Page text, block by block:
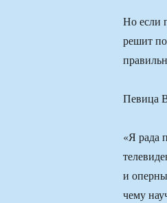
Но если
решит
Певица
«Я рада
и
чему